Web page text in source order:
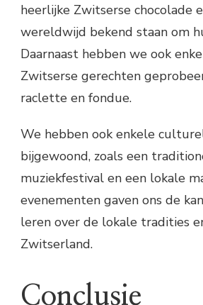
heerlijke Zwitserse chocolade
wereldwijd bekend staan om
Daarnaast hebben we ook
Zwitserse gerechten
raclette en fondue.
We hebben ook enkele
bijgewoond, zoals een
muziekfestival en een lokale
evenementen gaven ons de
leren over de lokale tradities
Zwitserland.
Conclusie